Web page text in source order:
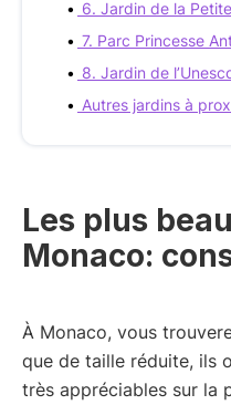
6. Jardin de la
7. Parc Princesse
8. Jardin de
Autres jardins à
Les plus
Monaco:
À Monaco, vous
que de taille réduite, ils
très appréciables sur la